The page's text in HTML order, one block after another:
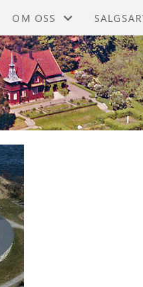
OM OSS
ÅRBØKER
VEDTEKTER
VÅR HISTORIE
ÅRSMØTER
BIBLIOTEK
GAMMALT NYTT
BLI MEDLEM